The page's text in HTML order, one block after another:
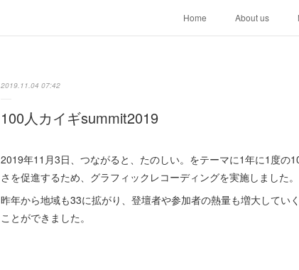
Home About us
2019.11.04 07:42
100人カイギsummit2019
2019年11月3日、つながると、たのしい。をテーマに1年に1度の
さを促進するため、グラフィックレコーディングを実施しました。
昨年から地域も33に拡がり、登壇者や参加者の熱量も増大してい
ことができました。